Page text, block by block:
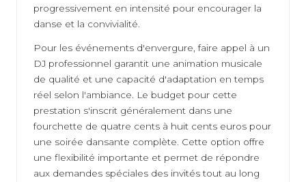
progressivement en intensité pour encourager la
danse et la convivialité.
Pour les événements d'envergure, faire appel à un
DJ professionnel garantit une animation musicale
de qualité et une capacité d'adaptation en temps
réel selon l'ambiance. Le budget pour cette
prestation s'inscrit généralement dans une
fourchette de quatre cents à huit cents euros pour
une soirée dansante complète. Cette option offre
une flexibilité importante et permet de répondre
aux demandes spéciales des invités tout au long